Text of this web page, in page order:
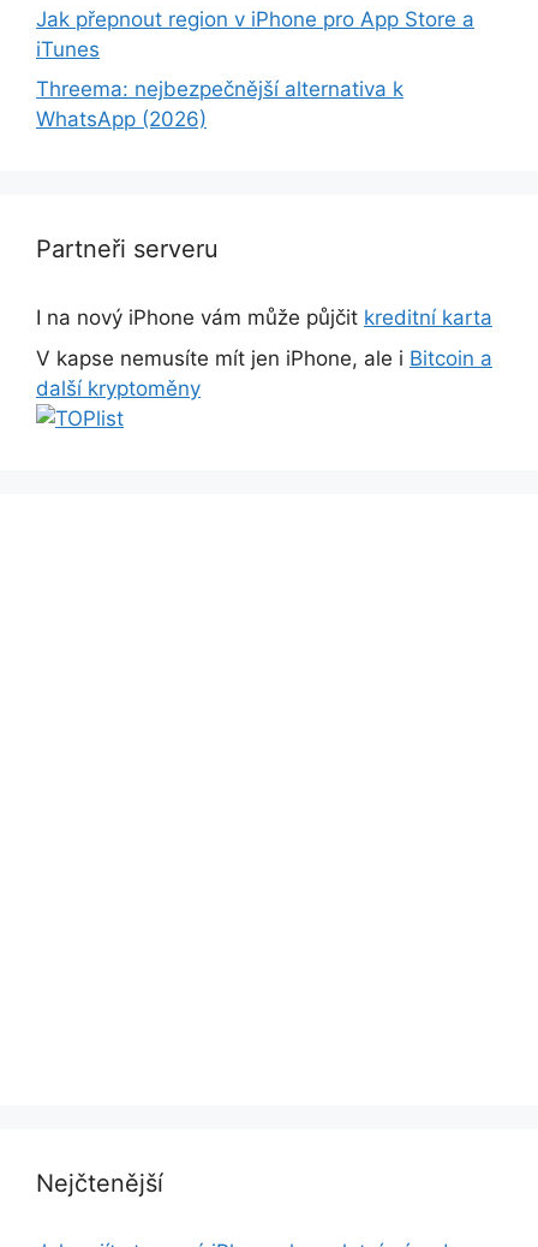
Jak přepnout region v iPhone pro App Store a
iTunes
Threema: nejbezpečnější alternativa k
WhatsApp (2026)
Partneři serveru
I na nový iPhone vám může půjčit kreditní karta
V kapse nemusíte mít jen iPhone, ale i Bitcoin a
další kryptoměny
Nejčtenější